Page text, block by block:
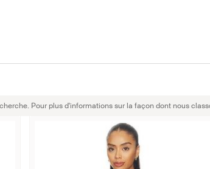
Pour plus d'informations sur la façon dont nous